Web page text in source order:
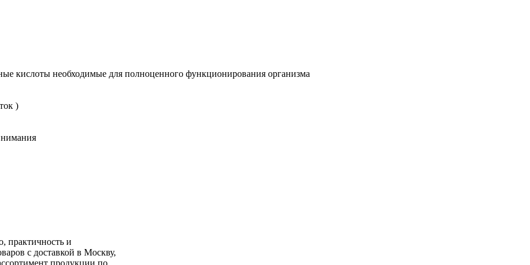
кислоты необходимые для полноценного функционирования организма
)
практичность и
с доставкой в Москву,
продукции по